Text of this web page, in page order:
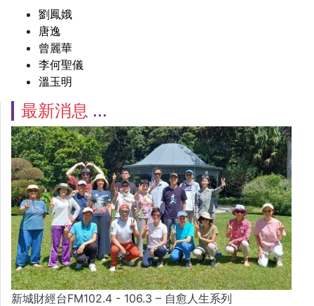
劉鳳娥
唐逸
曾麗華
李何聖儀
溫玉明
最新消息
新城財經台FM102.4 - 106.3 – 自愈人生系列